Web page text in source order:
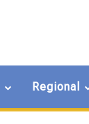
Regional